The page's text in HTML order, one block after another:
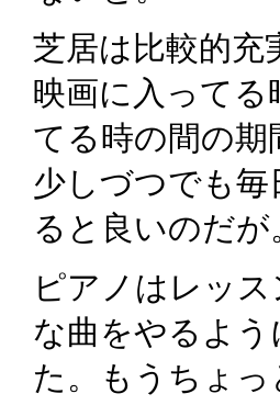
芝居は比較的充
映画に入って
てる時の間の
少しづつでも
ると良いのだが
ピアノはレッ
な曲をやるよ
た。もうちょ